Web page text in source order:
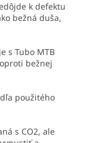
k defektu
bežná duša,
s Tubo MTB
bežnej
použitého
s CO2, ale